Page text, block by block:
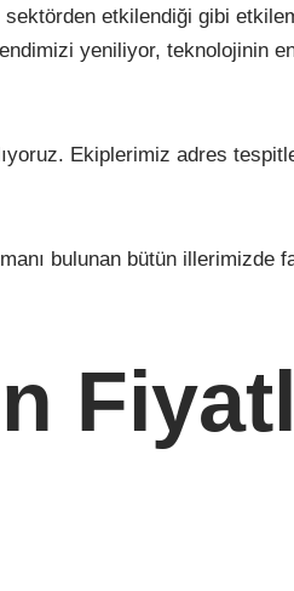
etkilendiği gibi
yeniliyor, teknolojinin en
Ekiplerimiz adres
bulunan bütün illerimizde